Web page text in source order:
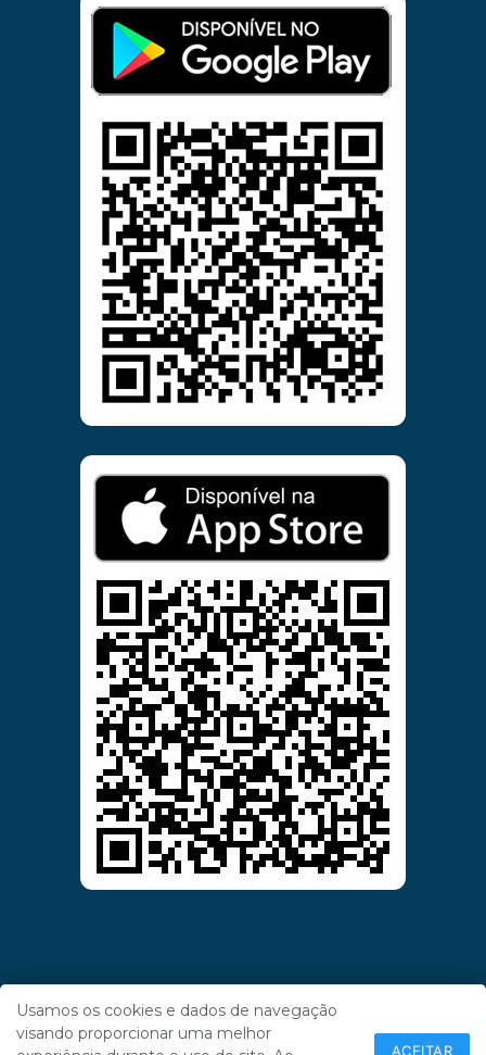
Usamos os cookies e dados de navegação
visando proporcionar uma melhor
ACEITAR